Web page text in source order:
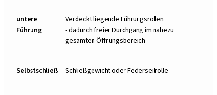
untere
Führung
Verdeckt liegende Führungsrollen
- dadurch freier Durchgang im nahezu
gesamten Öffnungsbereich
SelbstschließungSchließgewicht oder Federseilrolle